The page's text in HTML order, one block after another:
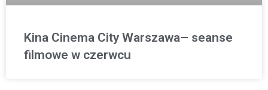
Kina Cinema City Warszawa– seanse
filmowe w czerwcu